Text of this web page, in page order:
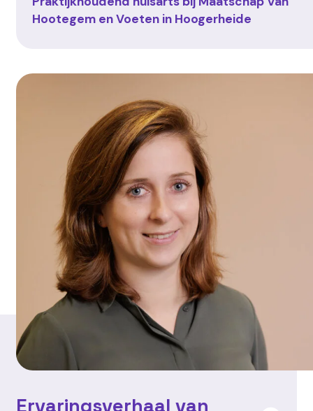
Hootegem en Voeten in Hoogerheide
Ervaringsverhaal van